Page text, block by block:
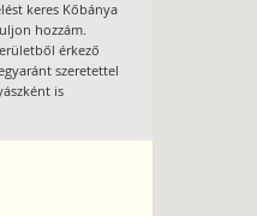
keres Kőbánya
hozzám.
érkező
szeretettel
is